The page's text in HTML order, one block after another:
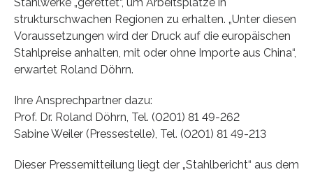
strukturschwachen Regionen zu erhalten. „Unter diesen
Voraussetzungen wird der Druck auf die europäischen
Stahlpreise anhalten, mit oder ohne Importe aus China“,
erwartet Roland Döhrn.
Ihre Ansprechpartner dazu:
Prof. Dr. Roland Döhrn, Tel. (0201) 81 49-262
Sabine Weiler (Pressestelle), Tel. (0201) 81 49-213
Dieser Pressemitteilung liegt der „Stahlbericht“ aus dem